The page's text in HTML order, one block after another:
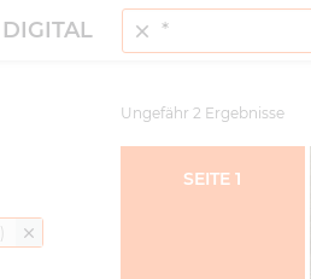
DIGITAL Suche
Ungefähr 2 Ergebnisse
SEITE1